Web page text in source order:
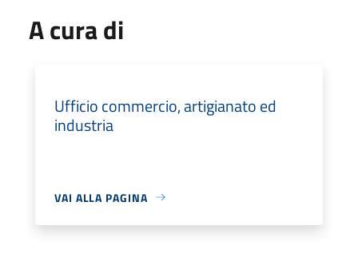
A cura di
Ufficio commercio, artigianato ed
industria
VAI ALLA PAGINA